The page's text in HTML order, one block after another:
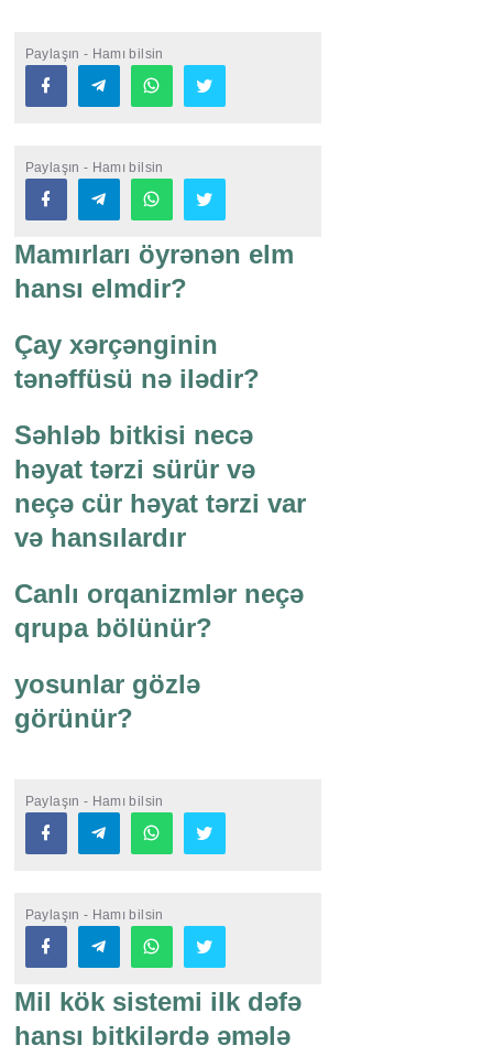
Paylaşın - Hamı bilsin
Paylaşın - Hamı bilsin
Mamırları öyrənən elm
hansı elmdir?
Çay xərçənginin
tənəffüsü nə ilədir?
Səhləb bitkisi necə
həyat tərzi sürür və
neçə cür həyat tərzi var
və hansılardır
Canlı orqanizmlər neçə
qrupa bölünür?
yosunlar gözlə
görünür?
Paylaşın - Hamı bilsin
Paylaşın - Hamı bilsin
Mil kök sistemi ilk dəfə
hansı bitkilərdə əmələ